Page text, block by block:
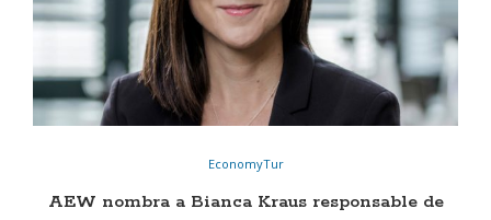
EconomyTur
AEW nombra a Bianca Kraus responsable de